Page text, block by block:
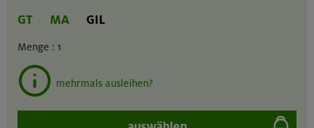
GT MA GIL
Menge : 1
mehrmals ausleihen?